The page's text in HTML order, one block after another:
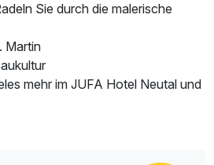
Sie durch die malerische
Martin
mehr im JUFA Hotel Neutal und